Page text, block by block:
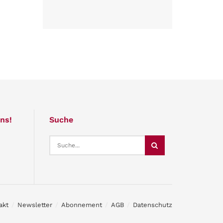
Suche
Newsletter Abonnement AGB Datenschutz